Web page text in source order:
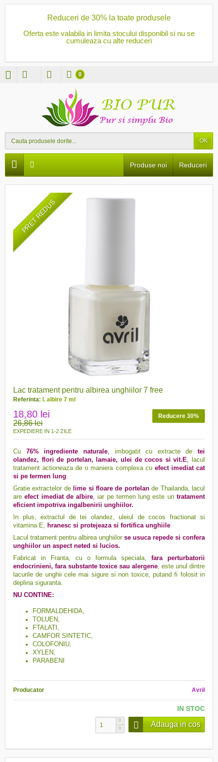
Reduceri de 30% la toate produsele
Oferta este valabila in limita stocului disponibil si nu se
cumuleaza cu alte reduceri
OK
0
Reduceri
Produse noi
PRET REDUS
Lac tratament pentru albirea unghiilor 7 free
Referinta: l. albire 7 ml
Reducere 30%
18,80 lei
26,86 lei
EXPEDIERE IN 1-2 ZILE
Cu 76% ingrediente naturale, imbogatit cu extracte de
tei
olandez, flori de portelan, lamaie, ulei de cocos si vit.E, lacul
tratament actioneaza de o maniera complexa cu efect imediat cat
si pe termen lung.
Gratie extractelor de lime si floare de portelan de Thailanda, lacul
areefect imediat de albire,iar pe termen lung este un tratament
eficient impotriva ingalbenirii unghiilor.
In plus, extractul de tei olandez, uleiul de cocos fractionat si
vitamina E, hranesc si protejeaza si fortifica unghiile
Lacul tratament pentru albirea unghiilor se usuca repede si confera
unghiilor un aspect neted si lucios.
Fabricat in Franta, cu o formula speciala, fara perturbatorii
endocrinieni, fara substante toxice sau alergene, este unul dintre
lacurile de unghii cele mai sigure si non toxice, putand fi folosit in
deplina siguranta.
NU CONTINE:
FORMALDEHIDA,
TOLUEN,
FTALATI,
CAMFOR SINTETIC,
COLOFONIU,
XYLEN,
PARABENI
Producator Avril
IN STOC
Adauga in cos